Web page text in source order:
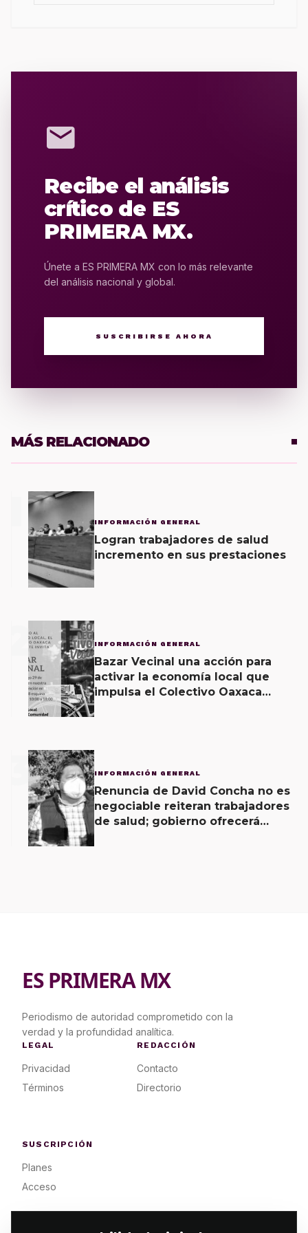
mail
Recibe el análisis
crítico de ES
PRIMERA MX.
Únete a ES PRIMERA MX con lo más relevante
del análisis nacional y global.
SUSCRIBIRSE AHORA
MÁS RELACIONADO
INFORMACIÓN GENERAL
Logran trabajadores de salud
incremento en sus prestaciones
2 INFORMACIÓN GENERAL
Bazar Vecinal una acción para
activar la economía local que
impulsa el Colectivo Oaxaca
3 INFORMACIÓN GENERAL
Renuncia de David Concha no es
negociable reiteran trabajadores
de salud; gobierno ofrecerá
ES PRIMERA MX
Periodismo de autoridad comprometido con la
verdad y la profundidad analítica.
LEGAL
Privacidad
Términos
REDACCIÓN
Contacto
Directorio
SUSCRIPCIÓN
Planes
Acceso